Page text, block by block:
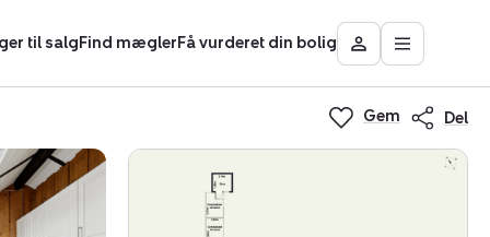
til salgFind mæglerFå vurderet din bolig
Besøg
Mit
Nybolig
Åbn
Gem Del